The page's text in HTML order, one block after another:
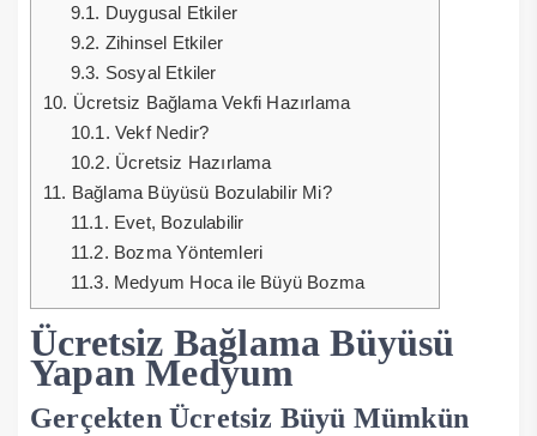
9.1. Duygusal Etkiler
9.2. Zihinsel Etkiler
9.3. Sosyal Etkiler
10. Ücretsiz Bağlama Vekfi Hazırlama
10.1. Vekf Nedir?
10.2. Ücretsiz Hazırlama
11. Bağlama Büyüsü Bozulabilir Mi?
11.1. Evet, Bozulabilir
11.2. Bozma Yöntemleri
11.3. Medyum Hoca ile Büyü Bozma
Ücretsiz Bağlama Büyüsü
Yapan Medyum
Gerçekten Ücretsiz Büyü Mümkün